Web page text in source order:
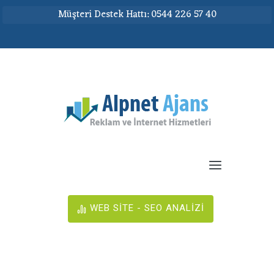
Müşteri Destek Hattı: 0544 226 57 40
WEB SİTE - SEO ANALİZİ